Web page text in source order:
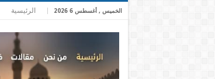
الخميس , أغسطس 6 2026 الرئيسية